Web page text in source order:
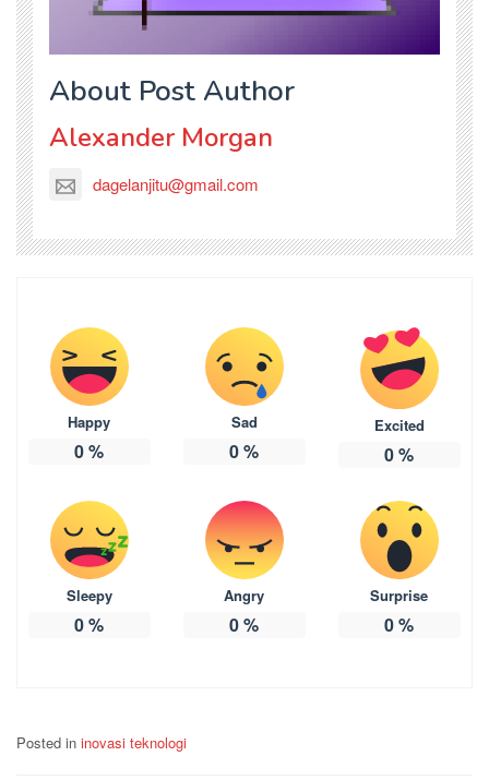
About Post Author
Alexander Morgan
dagelanjitu@gmail.com
Happy
0%
Sad
0%
Excited
0%
Sleepy
0%
Angry
0%
Surprise
0%
Posted in inovasi teknologi